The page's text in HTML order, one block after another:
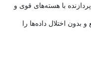
با هسته‌های قوی و
اختلال داده‌ها را